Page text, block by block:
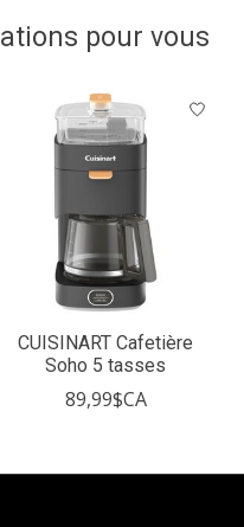
pour vous
CUISINART Cafetière
Soho 5 tasses
89,99$CA